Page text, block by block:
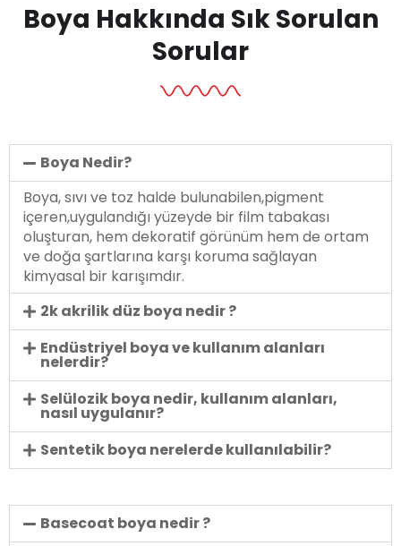
Boya Hakkında Sık Sorulan
Sorular
Boya Nedir?
Boya, sıvı ve toz halde bulunabilen,pigment
içeren,uygulandığı yüzeyde bir film tabakası
oluşturan, hem dekoratif görünüm hem de ortam
ve doğa şartlarına karşı koruma sağlayan
kimyasal bir karışımdır.
2k akrilik düz boya nedir ?
Endüstriyel boya ve kullanım alanları
nelerdir?
Selülozik boya nedir, kullanım alanları,
nasıl uygulanır?
Sentetik boya nerelerde kullanılabilir?
Basecoat boya nedir ?